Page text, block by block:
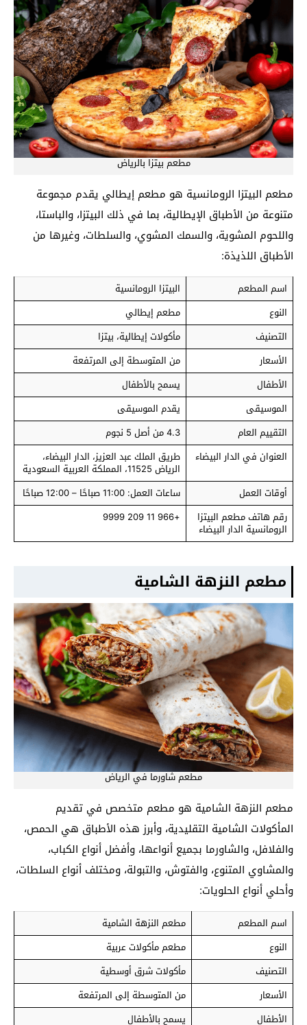
مطعم بيتزا بالرياض
مطعم البيتزا الرومانسية هو مطعم إيطالي يقدم مجموعة
متنوعة من الأطباق الإيطالية، بما في ذلك البيتزا، والباستا،
واللحوم المشوية، والسمك المشوي، والسلطات، وغيرها من
الأطباق اللذيذة:
اسم المطعم
البيتزا الرومانسية
النوع
مطعم إيطالي
التصنيف
مأكولات إيطالية، بيتزا
الأسعار
من المتوسطة إلى المرتفعة
الأطفال
يسمح بالأطفال
الموسيقى
يقدم الموسيقى
التقييم العام
4.3 من أصل 5 نجوم
العنوان في الدار البيضاء
طريق الملك عبد العزيز، الدار البيضاء،
الرياض 11525، المملكة العربية السعودية
أوقات العمل
ساعات العمل: 11:00 صباحًا – 12:00 صباحًا
رقم هاتف مطعم البيتزا
الرومانسية الدار البيضاء
+966 11 209 9999
مطعم النزهة الشامية
مطعم شاورما في الرياض
مطعم النزهة الشامية هو مطعم متخصص في تقديم
المأكولات الشامية التقليدية، وأبرز هذه الأطباق هي الحمص،
والفلافل، والشاورما بجميع أنواعها، وأفضل أنواع الكباب،
والمشاوي المتنوع، والفتوش، والتبولة، ومختلف أنواع السلطات،
وأحلي أنواع الحلويات:
اسم المطعم
مطعم النزهة الشامية
النوع
مطعم مأكولات عربية
التصنيف
مأكولات شرق أوسطية
الأسعار
من المتوسطة إلى المرتفعة
الأطفال
يسمح بالأطفال